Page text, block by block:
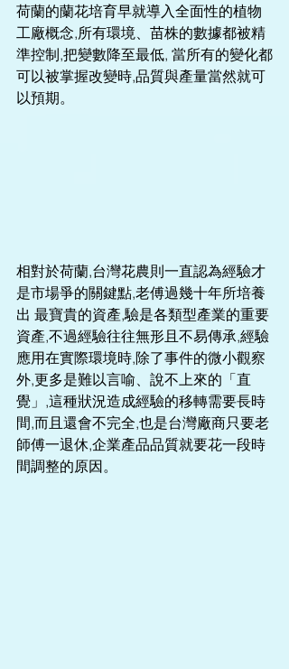
荷蘭的蘭花培育早就導入全面性的植物
工廠概念,所有環境、苗株的數據都被精
準控制,把變數降至最低, 當所有的變化都
可以被掌握改變時,品質與產量當然就可
以預期。
相對於荷蘭,台灣花農則一直認為經驗才
是市場爭的關鍵點,老傅過幾十年所培養
出 最寶貴的資產,驗是各類型產業的重要
資產,不過經驗往往無形且不易傳承,經驗
應用在實際環境時,除了事件的微小觀察
外,更多是難以言喻、說不上來的「直
覺」,這種狀況造成經驗的移轉需要長時
間,而且還會不完全,也是台灣廠商只要老
師傅一退休,企業產品品質就要花一段時
間調整的原因。